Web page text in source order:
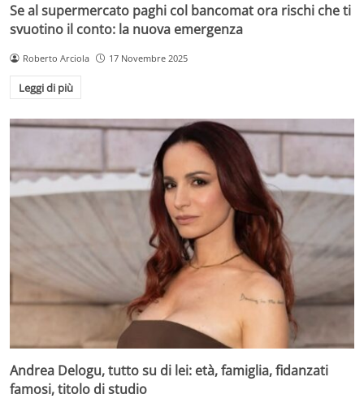
Se al supermercato paghi col bancomat ora rischi che ti
svuotino il conto: la nuova emergenza
Roberto Arciola 17 Novembre 2025
Leggi di più
Andrea Delogu, tutto su di lei: età, famiglia, fidanzati
famosi, titolo di studio